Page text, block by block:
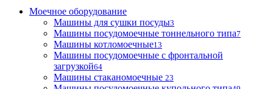
Моечное оборудование
Машины для сушки посуды3
Машины посудомоечные тоннельного типа7
Машины котломоечные13
Машины посудомоечные с фронтальной
загрузкой64
Машины стаканомоечные 23